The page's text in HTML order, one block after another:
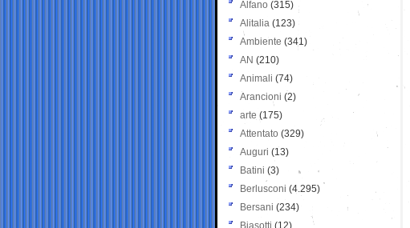
Alfano (315)
Alitalia (123)
Ambiente (341)
AN (210)
Animali (74)
Arancioni (2)
arte (175)
Attentato (329)
Auguri (13)
Batini (3)
Berlusconi (4.295)
Bersani (234)
Biasotti (12)